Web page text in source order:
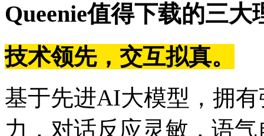
Queenie值得下载的三大
技术领先，交互拟真。
基于先进AI大模型，拥
力，对话反应灵敏，语